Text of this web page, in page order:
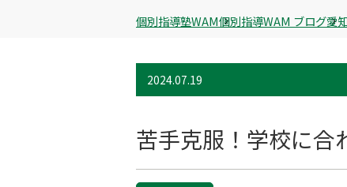
個別指導塾WAM個別指導WAM ブログ愛
2024.07.19
苦手克服！学校に合